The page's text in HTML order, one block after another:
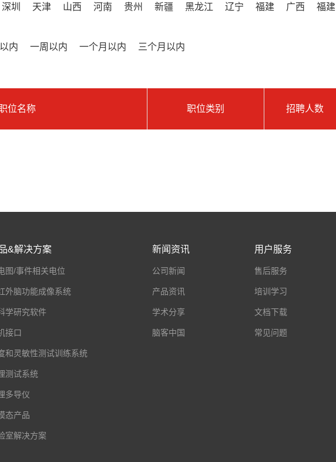
深圳 天津 山西 河南 贵州 新疆 黑龙江 辽宁 福建 广西 福建
内 一周以内 一个月以内 三个月以内
位名称 职位类别 招聘人数
&解决方案
图/事件相关电位
外脑功能成像系统
学研究软件
接口
和灵敏性测试训练系统
测试系统
多导仪
态产品
室解决方案
新闻资讯
公司新闻
产品资讯
学术分享
脑客中国
用户服务
售后服务
培训学习
文档下载
常见问题